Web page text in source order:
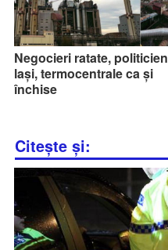
Negocieri ratate,
lași, termocentrale ca și
închise
Citește și: